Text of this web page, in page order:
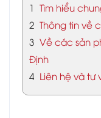
1 Tìm hiểu
2 Thông tin về
3 Về các sản
Định
4 Liên hệ và tư